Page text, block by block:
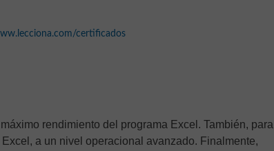
certificados
rendimiento del programa Excel. También, para
a un nivel operacional avanzado. Finalmente,